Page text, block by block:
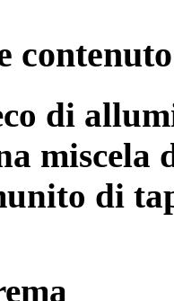
di
miscela
di